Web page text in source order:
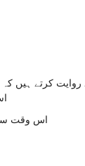
کرتے ہیں
اس وقت